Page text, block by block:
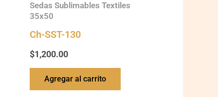
Sedas Sublimables Textiles
35x50
Ch-SST-130
$1,200.00
Agregar al carrito